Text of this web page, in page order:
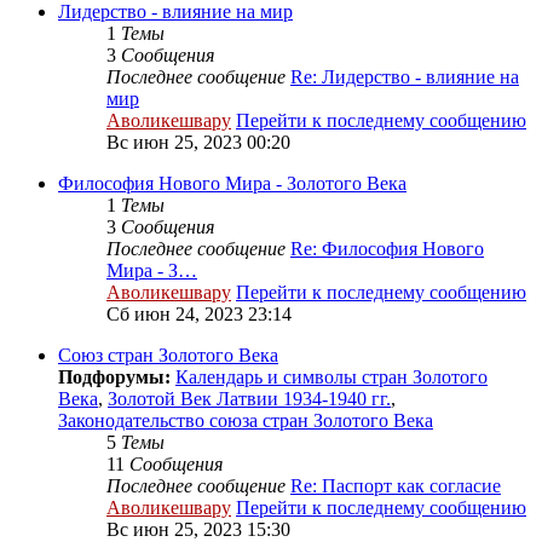
Лидерство - влияние на мир
1 Темы
3 Сообщения
Последнее сообщение Re: Лидерство - влияние на
мир
Аволикешвару Перейти к последнему сообщению
Вс июн 25, 2023 00:20
Философия Нового Мира - Золотого Века
1 Темы
3 Сообщения
Последнее сообщение Re: Философия Нового
Мира - З…
Аволикешвару Перейти к последнему сообщению
Сб июн 24, 2023 23:14
Cоюз стран Золотого Века
Подфорумы: Календарь и символы стран Золотого
Века, Золотой Век Латвии 1934-1940 гг.,
Законодательство союза стран Золотого Века
5 Темы
11 Сообщения
Последнее сообщение Re: Паспорт как согласие
Аволикешвару Перейти к последнему сообщению
Вс июн 25, 2023 15:30